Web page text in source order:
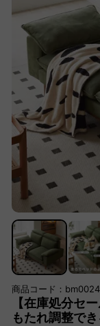
商品コード：
【在庫処分セ
もたれ調整で